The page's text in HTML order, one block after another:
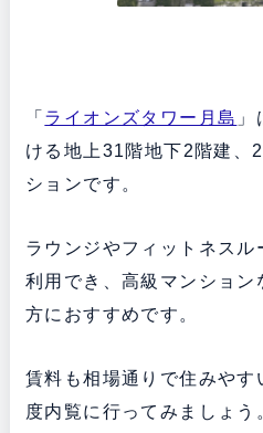
「 ライオンズタワー月島
ける地上31階地下2階建、
ションです。
ラウンジやフィットネス
利用でき、高級マンション
方におすすめです。
賃料も相場通りで住みやす
度内覧に行ってみましょう